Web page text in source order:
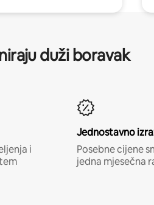
duži boravak
i
Jednostavno
Posebne cijene
jedna mjesečna